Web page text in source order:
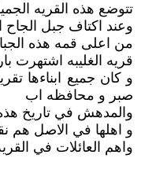
تتوضع هذه القريه
وعند اكتاف جبل الجاح
من اعلى قمه هذه
قريه الغليبه اشتهرت
و كان جميع ابناءها
صبر و محافظه اب
والمدهش في تاريخ هذه
و اهلها في الاصل هم
واهم العائلات في